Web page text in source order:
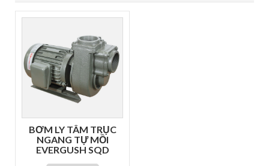
BƠM LY TÂM TRỤC
NGANG TỰ MỒI
EVERGUSH SQD